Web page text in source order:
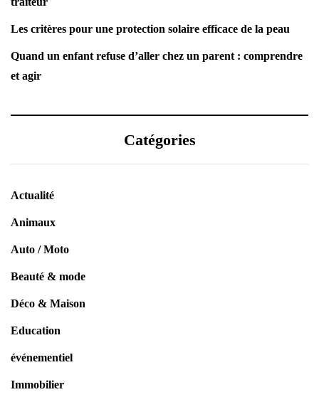
Les critères pour une protection solaire efficace de la peau
Quand un enfant refuse d’aller chez un parent : comprendre
et agir
Catégories
Actualité
Animaux
Auto / Moto
Beauté & mode
Déco & Maison
Education
événementiel
Immobilier